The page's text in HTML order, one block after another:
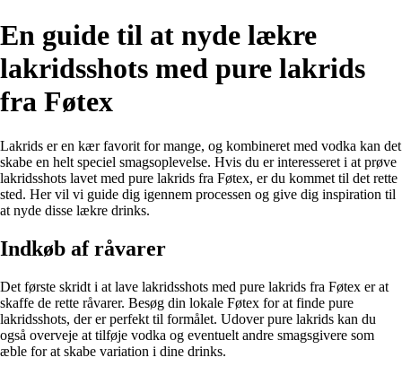
En guide til at nyde lækre
lakridsshots med pure lakrids
fra Føtex
Lakrids er en kær favorit for mange, og kombineret med vodka kan det
skabe en helt speciel smagsoplevelse. Hvis du er interesseret i at prøve
lakridsshots lavet med pure lakrids fra Føtex, er du kommet til det rette
sted. Her vil vi guide dig igennem processen og give dig inspiration til
at nyde disse lækre drinks.
Indkøb af råvarer
Det første skridt i at lave lakridsshots med pure lakrids fra Føtex er at
skaffe de rette råvarer. Besøg din lokale Føtex for at finde pure
lakridsshots, der er perfekt til formålet. Udover pure lakrids kan du
også overveje at tilføje vodka og eventuelt andre smagsgivere som
æble for at skabe variation i dine drinks.